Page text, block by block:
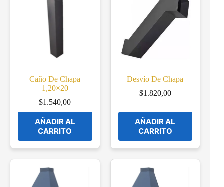
Caño De Chapa
1,20×20
$1.540,00
AÑADIR AL
CARRITO
Desvío De Chapa
$1.820,00
AÑADIR AL
CARRITO